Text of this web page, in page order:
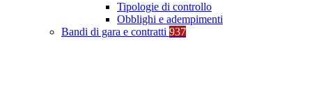
Tipologie di controllo
Obblighi e adempimenti
Bandi di gara e contratti 937